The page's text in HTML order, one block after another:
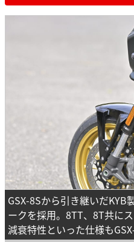
GSX-8Sから引き継いだKYB
ークを採用。8TT、8T共に
減衰特性といった仕様も